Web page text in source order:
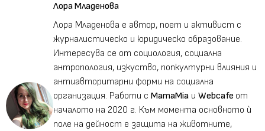
Лора Младенова
Лора Младенова е автор, поет и активист с
журналистическо и юридическо образование.
Интересува се от социология, социална
антропология, изкуство, попкултурни влияния и
антиавторитарни форми на социална
организация. Работи с MamaMia и Webcafe от
началото на 2020 г. Към момента основното ѝ
поле на дейност е защита на животните,